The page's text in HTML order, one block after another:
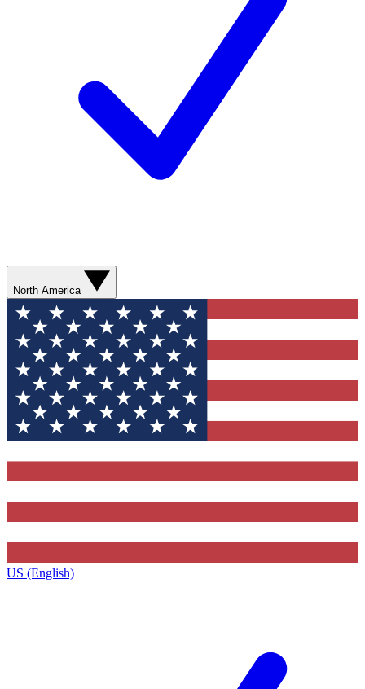
North America
US (English)